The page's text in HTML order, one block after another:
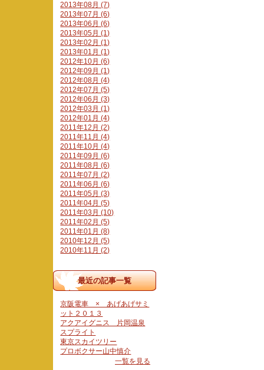
2013年08月 (7)
2013年07月 (6)
2013年06月 (6)
2013年05月 (1)
2013年02月 (1)
2013年01月 (1)
2012年10月 (6)
2012年09月 (1)
2012年08月 (4)
2012年07月 (5)
2012年06月 (3)
2012年03月 (1)
2012年01月 (4)
2011年12月 (2)
2011年11月 (4)
2011年10月 (4)
2011年09月 (6)
2011年08月 (6)
2011年07月 (2)
2011年06月 (6)
2011年05月 (3)
2011年04月 (5)
2011年03月 (10)
2011年02月 (5)
2011年01月 (8)
2010年12月 (5)
2010年11月 (2)
最近の記事一覧
京阪電車 × あげあげサミ
ット２０１３
アクアイグニス 片岡温泉
スプライト
東京スカイツリー
プロボクサー山中慎介
一覧を見る